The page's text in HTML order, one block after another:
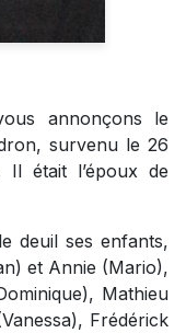
annonçons le
survenu le 26
était l’époux de
deuil ses enfants,
et Annie (Mario),
Mathieu
Frédérick